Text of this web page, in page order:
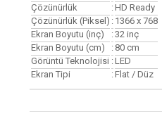
Çözünürlük :HD Ready
Çözünürlük (Piksel) : 1366 x 768
Ekran Boyutu (inç)
:32 inç
Ekran Boyutu (cm)
: 80 cm
Görüntü Teknolojisi :LED
Ekran Tipi
:Flat / Düz